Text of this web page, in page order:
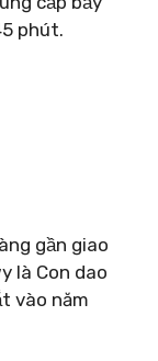
phút.
gần giao
là Con dao
vào năm